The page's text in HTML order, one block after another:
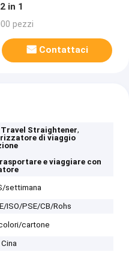
in 1
pezzi
Contattaci
Travel Straightener,
di viaggio
e viaggiare con
settimana
ISO/PSE/CB/Rohs
cartone